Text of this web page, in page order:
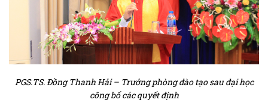
PGS.TS. Đồng Thanh Hải – Trưởng phòng đào tạo sau đại học
công bố các quyết định